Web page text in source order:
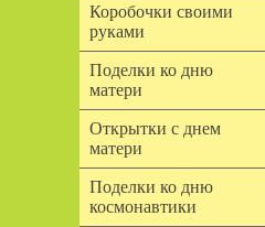
Коробочки своими
руками
Поделки ко дню
матери
Открытки с днем
матери
Поделки ко дню
космонавтики